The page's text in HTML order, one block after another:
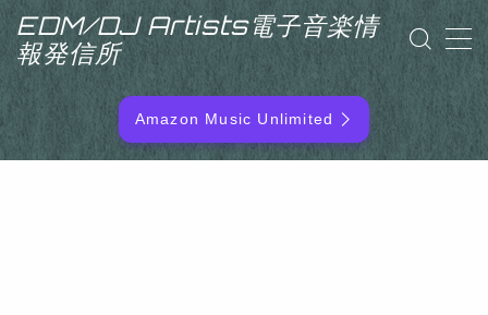
EDM/DJ Artists電子音楽情
報発信所
MENU
EDM/DJ/PD ARTIST
Amazon Music Unlimited